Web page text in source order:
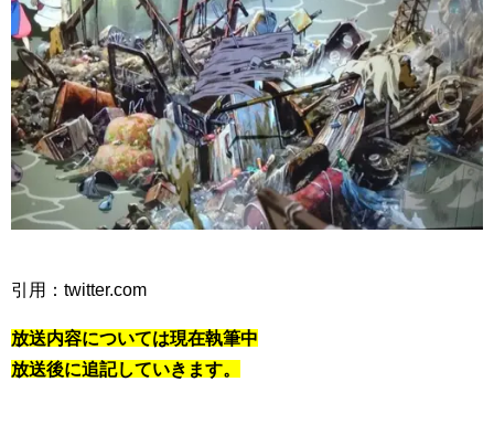
引用：twitter.com
放送内容については現在執筆中
放送後に追記していきます。